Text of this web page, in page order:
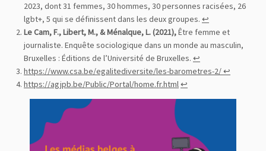
2023, dont 31 femmes, 30 hommes, 30 personnes racisées, 26
lgbt+, 5 qui se définissent dans les deux groupes. ↩︎
Le Cam, F., Libert, M., & Ménalque, L. (2021),Être femme et
journaliste. Enquête sociologique dans un monde au masculin,
Bruxelles : Éditions de l’Université de Bruxelles. ↩︎
https://www.csa.be/egalitediversite/les-barometres-2/↩︎
https://agjpb.be/Public/Portal/home.fr.html↩︎